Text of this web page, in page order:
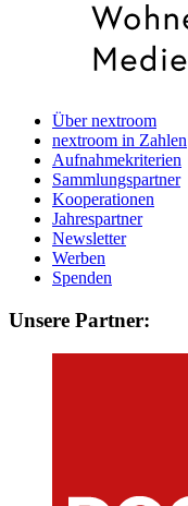
Über nextroom
nextroom in Zahlen
Aufnahmekriterien
Sammlungspartner
Kooperationen
Jahrespartner
Newsletter
Werben
Spenden
Unsere Partner: